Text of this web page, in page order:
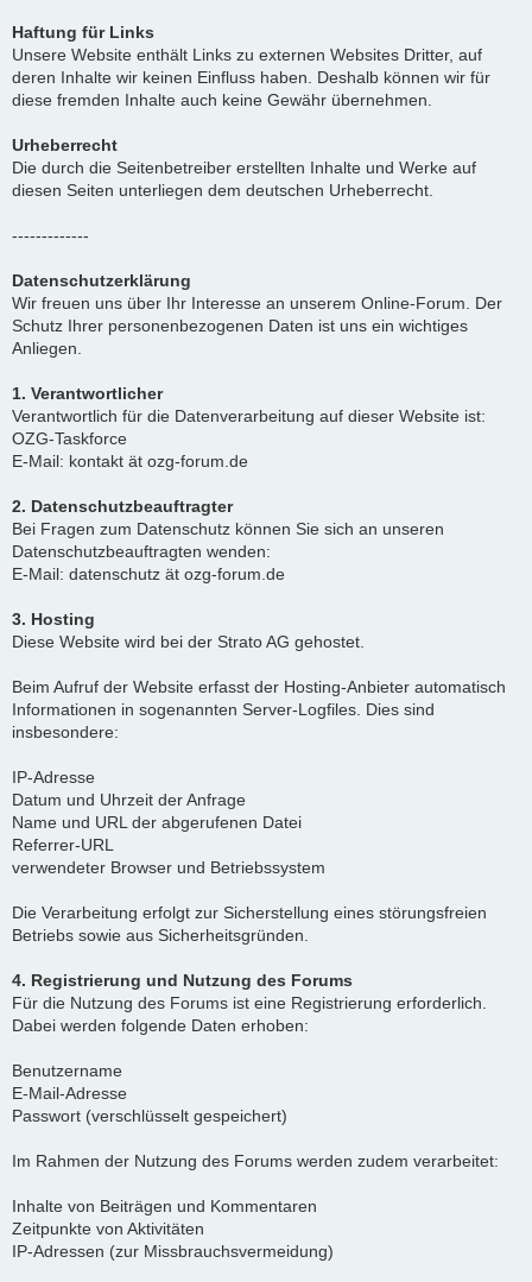
Haftung für Links
Unsere Website enthält Links zu externen Websites Dritter, auf
deren Inhalte wir keinen Einfluss haben. Deshalb können wir für
diese fremden Inhalte auch keine Gewähr übernehmen.
Urheberrecht
Die durch die Seitenbetreiber erstellten Inhalte und Werke auf
diesen Seiten unterliegen dem deutschen Urheberrecht.
-------------
Datenschutzerklärung
Wir freuen uns über Ihr Interesse an unserem Online-Forum. Der
Schutz Ihrer personenbezogenen Daten ist uns ein wichtiges
Anliegen.
1. Verantwortlicher
Verantwortlich für die Datenverarbeitung auf dieser Website ist:
OZG-Taskforce
E-Mail: kontakt ät ozg-forum.de
2. Datenschutzbeauftragter
Bei Fragen zum Datenschutz können Sie sich an unseren
Datenschutzbeauftragten wenden:
E-Mail: datenschutz ät ozg-forum.de
3. Hosting
Diese Website wird bei der Strato AG gehostet.
Beim Aufruf der Website erfasst der Hosting-Anbieter automatisch
Informationen in sogenannten Server-Logfiles. Dies sind
insbesondere:
IP-Adresse
Datum und Uhrzeit der Anfrage
Name und URL der abgerufenen Datei
Referrer-URL
verwendeter Browser und Betriebssystem
Die Verarbeitung erfolgt zur Sicherstellung eines störungsfreien
Betriebs sowie aus Sicherheitsgründen.
4. Registrierung und Nutzung des Forums
Für die Nutzung des Forums ist eine Registrierung erforderlich.
Dabei werden folgende Daten erhoben:
Benutzername
E-Mail-Adresse
Passwort (verschlüsselt gespeichert)
Im Rahmen der Nutzung des Forums werden zudem verarbeitet:
Inhalte von Beiträgen und Kommentaren
Zeitpunkte von Aktivitäten
IP-Adressen (zur Missbrauchsvermeidung)